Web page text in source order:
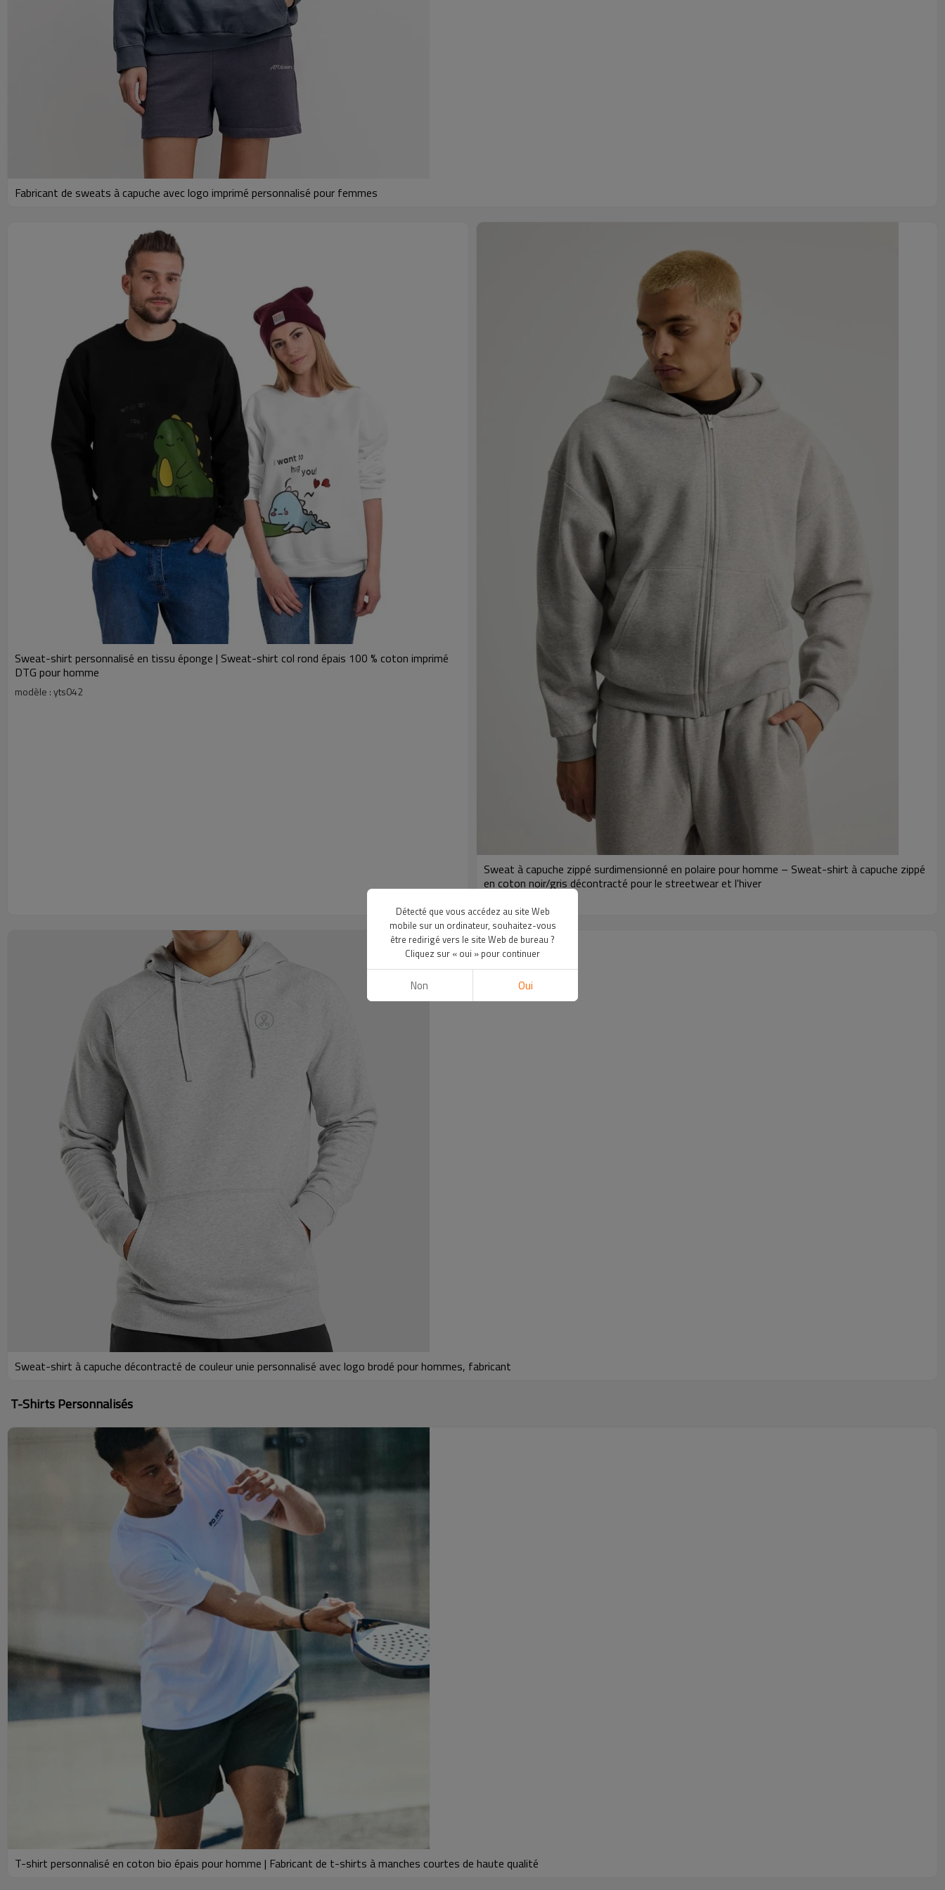
Fabricant de sweats à capuche avec logo imprimé personnalisé pour femmes
Sweat-shirt personnalisé en tissu éponge | Sweat-shirt col rond épais 100 % coton imprimé
DTG pour homme
modèle : yts042
Sweat à capuche zippé surdimensionné en polaire pour homme – Sweat-shirt à capuche zippé
en coton noir/gris décontracté pour le streetwear et l'hiver
Sweat-shirt à capuche décontracté de couleur unie personnalisé avec logo brodé pour hommes, fabricant
T-Shirts Personnalisés
T-shirt personnalisé en coton bio épais pour homme | Fabricant de t-shirts à manches courtes de haute qualité
Détecté que vous accédez au site Web
mobile sur un ordinateur, souhaitez-vous
être redirigé vers le site Web de bureau ?
Cliquez sur « oui » pour continuer
Non Oui